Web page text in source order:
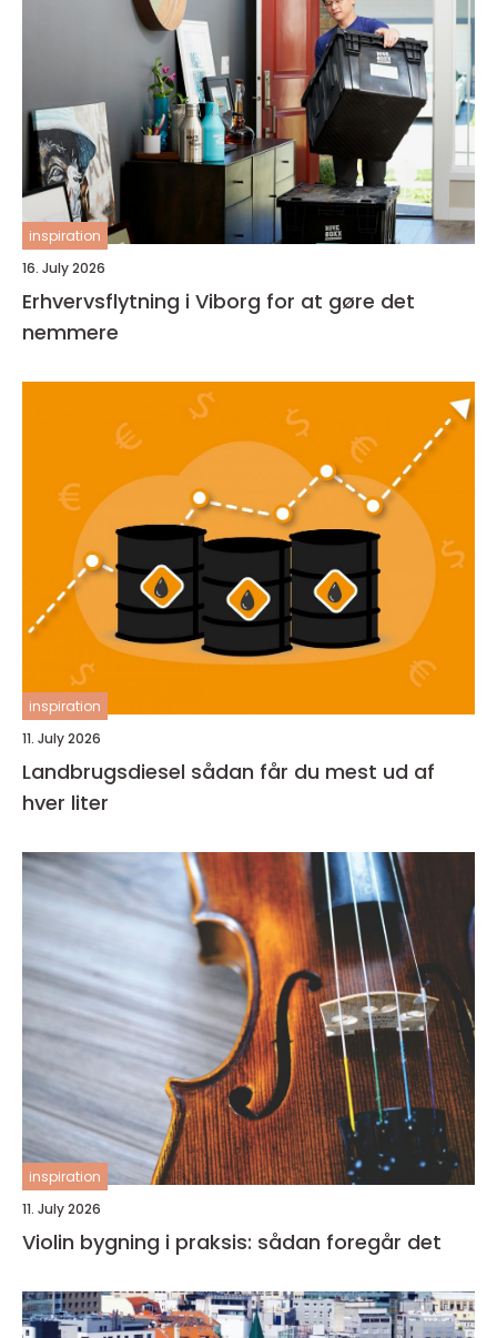
inspiration
16. July 2026
Erhvervsflytning i Viborg for at gøre det
nemmere
inspiration
11. July 2026
Landbrugsdiesel sådan får du mest ud af
hver liter
inspiration
11. July 2026
Violin bygning i praksis: sådan foregår det